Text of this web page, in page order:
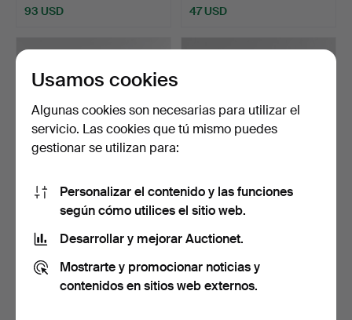
93 USD 47 USD
JUST ANDERSEN (1884-
Subastado 11 nov 2025
7 pujas
140 USD
JUST ANDERSEN (1884-
Subastado 14 oct 2025
682 USD
Usamos cookies
Algunas cookies son necesarias para utilizar el
servicio. Las cookies que tú mismo puedes
gestionar se utilizan para:
Personalizar el contenido y las funciones
según cómo utilices el sitio web.
Desarrollar y mejorar Auctionet.
Mostrarte y promocionar noticias y
contenidos en sitios web externos.